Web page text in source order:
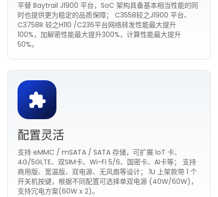
平替 Baytrail J1900 平台，SoC 架构具备基本相当性能的同
时也提供更为稳定的品质保障； C3558较之J1900 平台、
C3758R 较之H110 /C236平台网络转发性能最大提升
100%，加解密性能最大提升300%，计算性能最大提升
50%。
配置灵活
支持 eMMC / mSATA / SATA 存储，可扩展 IoT 卡、
4G/5GLTE、双SIM卡、Wi-Fi 5/6、国密卡、AI卡等； 支持
商用版、宽温版、双电源、无风扇等设计； 1U 上架款带 1 个
开关机按键，根据不同配置可选择单双电源 (40W/60W)，
支持冗电方案(60W x 2)。